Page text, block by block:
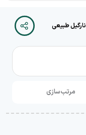
نارگیل طبیعی
مرتب‌سازی